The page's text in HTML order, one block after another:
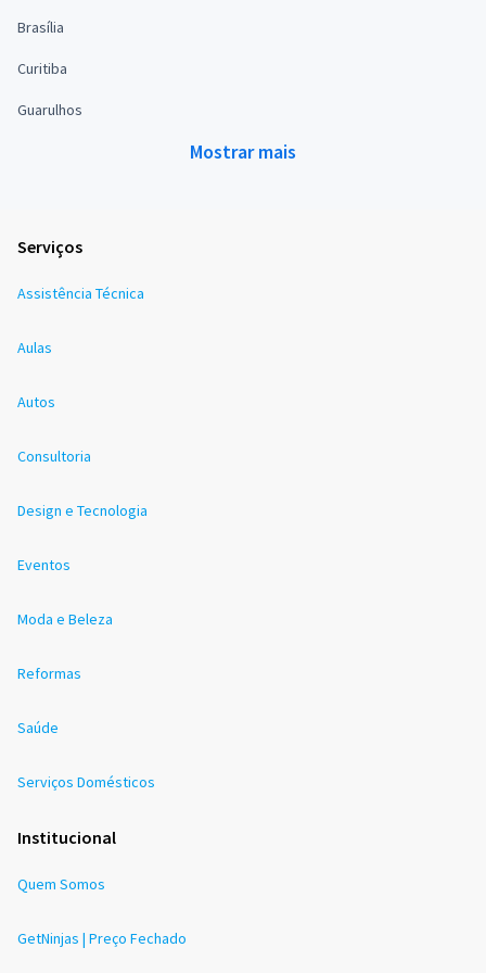
Brasília
Curitiba
Guarulhos
Mostrar mais
Serviços
Assistência Técnica
Aulas
Autos
Consultoria
Design e Tecnologia
Eventos
Moda e Beleza
Reformas
Saúde
Serviços Domésticos
Institucional
Quem Somos
GetNinjas | Preço Fechado